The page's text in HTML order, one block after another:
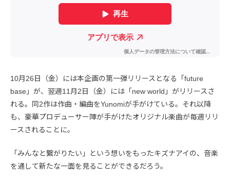
10月26日（金）には本企画の第一弾リリースとなる「future
base」が、翌週11月2日（金）には「new world」がリリースさ
れる。同2作は作曲・編曲をYunomiが手がけている。それ以降
も、豪華プロデューサー陣が手がけたオリジナル楽曲が毎週リリ
ースされることに。
「みんなと繋がりたい」という想いをもったキズナアイの、音楽
を通して新たな一面を見ることができるだろう。